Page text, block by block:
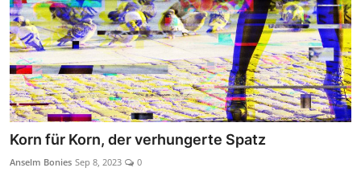
Beiträge
Vorproduktion
Korn für Korn, der verhungerte Spatz
Anselm Bonies Sep 8, 2023 0